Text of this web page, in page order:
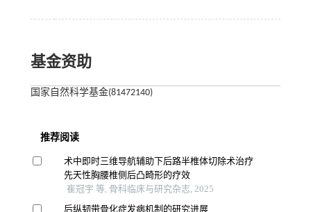
基金资助
国家自然科学基金(81472140)